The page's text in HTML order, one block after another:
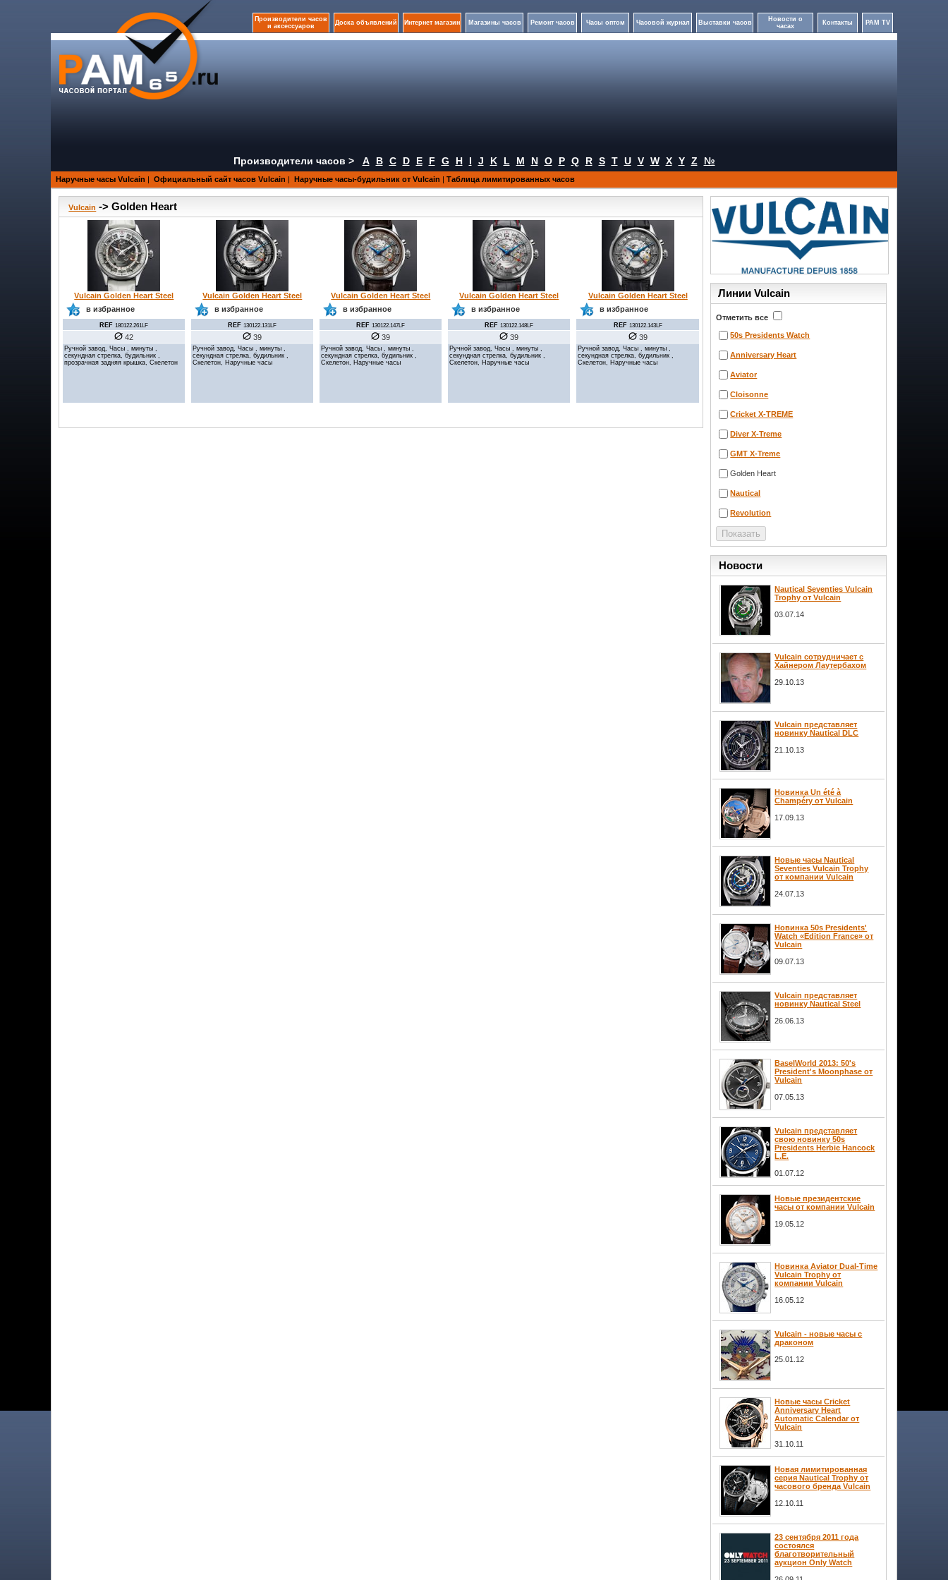
Производители часов
и аксессуаров
Доска объявлений Интернет магазин Магазины часов Ремонт часов Часы оптом Часовой журнал Выставки часов
Новости о
часах
Контакты PAM TV
Производители часов > A B C D E F G H I J K L M N O P Q R S T U V W X Y Z №
Наручные часы Vulcain | Официальный сайт часов Vulcain | Наручные часы-будильник от Vulcain | Таблица лимитированных часов
Vulcain -> Golden Heart
Vulcain Golden Heart Steel
в избранное
REF 180122.261LF
42
Ручной завод, Часы , минуты ,
секундная стрелка, будильник ,
прозрачная задняя крышка, Скелетон
Vulcain Golden Heart Steel
в избранное
REF 130122.131LF
39
Ручной завод, Часы , минуты ,
секундная стрелка, будильник ,
Скелетон, Наручные часы
Vulcain Golden Heart Steel
в избранное
REF 130122.147LF
39
Ручной завод, Часы , минуты ,
секундная стрелка, будильник ,
Скелетон, Наручные часы
Vulcain Golden Heart Steel
в избранное
REF 130122.148LF
39
Ручной завод, Часы , минуты ,
секундная стрелка, будильник ,
Скелетон, Наручные часы
Vulcain Golden Heart Steel
в избранное
REF 130122.143LF
39
Ручной завод, Часы , минуты ,
секундная стрелка, будильник ,
Скелетон, Наручные часы
Линии Vulcain
Отметить все
50s Presidents Watch
Anniversary Heart
Aviator
Cloisonne
Cricket X-TREME
Diver X-Treme
GMT X-Treme
Golden Heart
Nautical
Revolution
Новости
Nautical Seventies Vulcain
Trophy от Vulcain
03.07.14
Vulcain сотрудничает с
Хайнером Лаутербахом
29.10.13
Vulcain представляет
новинку Nautical DLC
21.10.13
Новинка Un été à
Champéry от Vulcain
17.09.13
Новые часы Nautical
Seventies Vulcain Trophy
от компании Vulcain
24.07.13
Новинка 50s Presidents'
Watch «Edition France» от
Vulcain
09.07.13
Vulcain представляет
новинку Nautical Steel
26.06.13
BaselWorld 2013: 50's
President's Moonphase от
Vulcain
07.05.13
Vulcain представляет
свою новинку 50s
Presidents Herbie Hancock
L.E.
01.07.12
Новые президентские
часы от компании Vulcain
19.05.12
Новинка Aviator Dual-Time
Vulcain Trophy от
компании Vulcain
16.05.12
Vulcain - новые часы с
драконом
25.01.12
Новые часы Cricket
Anniversary Heart
Automatic Calendar от
Vulcain
31.10.11
Новая лимитированная
серия Nautical Trophy от
часового бренда Vulcain
12.10.11
23 сентября 2011 года
состоялся
благотворительный
аукцион Only Watch